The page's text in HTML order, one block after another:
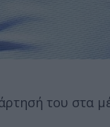
του στα